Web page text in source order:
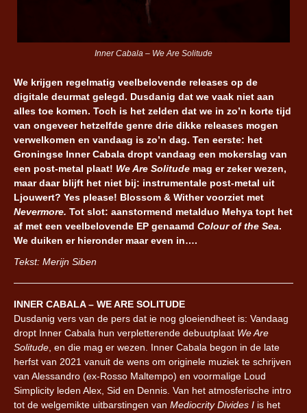
Inner Cabala – We Are Solitude
We krijgen regelmatig veelbelovende releases op de
digitale deurmat gelegd. Dusdanig dat we vaak niet aan
alles toe komen. Toch is het zelden dat we in zo’n korte tijd
van ongeveer hetzelfde genre drie dikke releases mogen
verwelkomen en vandaag is zo’n dag. Ten eerste: het
Groningse Inner Cabala dropt vandaag een mokerslag van
een post-metal plaat! We Are Solitude mag er zeker wezen,
maar daar blijft het niet bij: instrumentale post-metal uit
Ljouwert? Yes please! Blossom & Wither voorziet met
Nevermore. Tot slot: aanstormend metalduo Mehya topt het
af met een veelbelovende EP genaamd Colour of the Sea.
We duiken er hieronder maar even in….
Tekst: Merijn Siben
INNER CABALA – WE ARE SOLITUDE
Dusdanig vers van de pers dat ie nog gloeiendheet is: Vandaag
dropt Inner Cabala hun verpletterende debuutplaat We Are
Solitude, en die mag er wezen. Inner Cabala begon in de late
herfst van 2021 vanuit de wens om originele muziek te schrijven
van Alessandro (ex-Rosso Maltempo) en voormalige Loud
Simplicity leden Alex, Sid en Dennis. Van het atmosferische intro
tot de welgemikte uitbarstingen van Mediocrity Divides I is het